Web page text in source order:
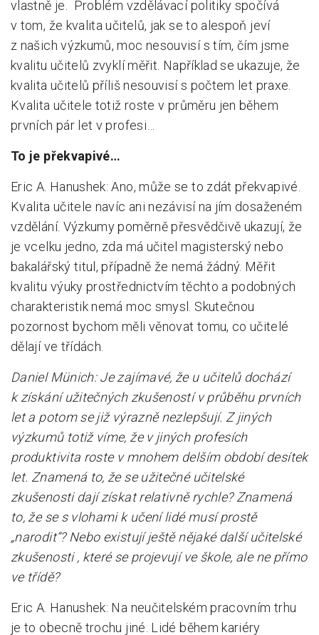
vlastně je. Problém vzdělávací politiky spočívá
v tom, že kvalita učitelů, jak se to alespoň jeví
z našich výzkumů, moc nesouvisí s tím, čím jsme
kvalitu učitelů zvyklí měřit. Například se ukazuje, že
kvalita učitelů příliš nesouvisí s počtem let praxe.
Kvalita učitele totiž roste v průměru jen během
prvních pár let v profesi…
To je překvapivé…
Eric A. Hanushek: Ano, může se to zdát překvapivé.
Kvalita učitele navíc ani nezávisí na jím dosaženém
vzdělání. Výzkumy poměrně přesvědčivě ukazují, že
je vcelku jedno, zda má učitel magisterský nebo
bakalářský titul, případně že nemá žádný. Měřit
kvalitu výuky prostřednictvím těchto a podobných
charakteristik nemá moc smysl. Skutečnou
pozornost bychom měli věnovat tomu, co učitelé
dělají ve třídách.
Daniel Münich: Je zajímavé, že u učitelů dochází
k získání užitečných zkušeností v průběhu prvních
let a potom se již výrazně nezlepšují. Z jiných
výzkumů totiž víme, že v jiných profesích
produktivita roste v mnohem delším období desítek
let. Znamená to, že se užitečné učitelské
zkušenosti dají získat relativně rychle? Znamená
to, že se s vlohami k učení lidé musí prostě
„narodit“? Nebo existují ještě nějaké další učitelské
zkušenosti , které se projevují ve škole, ale ne přímo
ve třídě?
Eric A. Hanushek: Na neučitelském pracovním trhu
je to obecně trochu jiné. Lidé během kariéry